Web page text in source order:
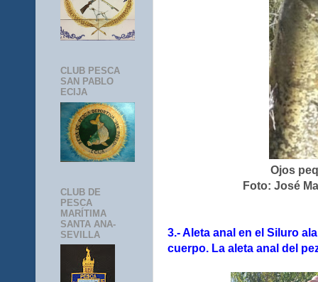
Ojos
Foto: José
3.- Aleta anal en el Siluro
cuerpo. La aleta anal del
CLUB PESCA
SAN PABLO
ECIJA
CLUB DE
PESCA
MARÍTIMA
SANTA ANA-
SEVILLA